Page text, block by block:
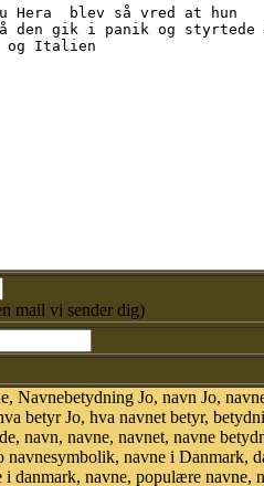
mail vi sender dig)
Navnebetydning Jo, navn Jo,
betyr Jo, hva navnet betyr,
navn, navne, navnet, navne
navne i Danmark,
danmark, navne, populære navne,